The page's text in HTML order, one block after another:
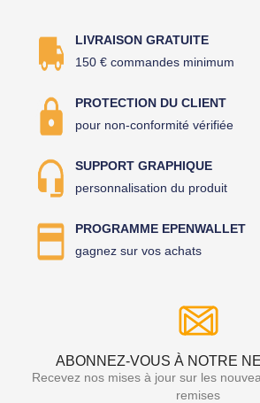
LIVRAISON GRATUITE
150 € commandes minimum
PROTECTION DU CLIENT
pour non-conformité vérifiée
SUPPORT GRAPHIQUE
personnalisation du produit
PROGRAMME EPENWALLET
gagnez sur vos achats
ABONNEZ-VOUS À NOTRE
Recevez nos mises à jour sur les
remises